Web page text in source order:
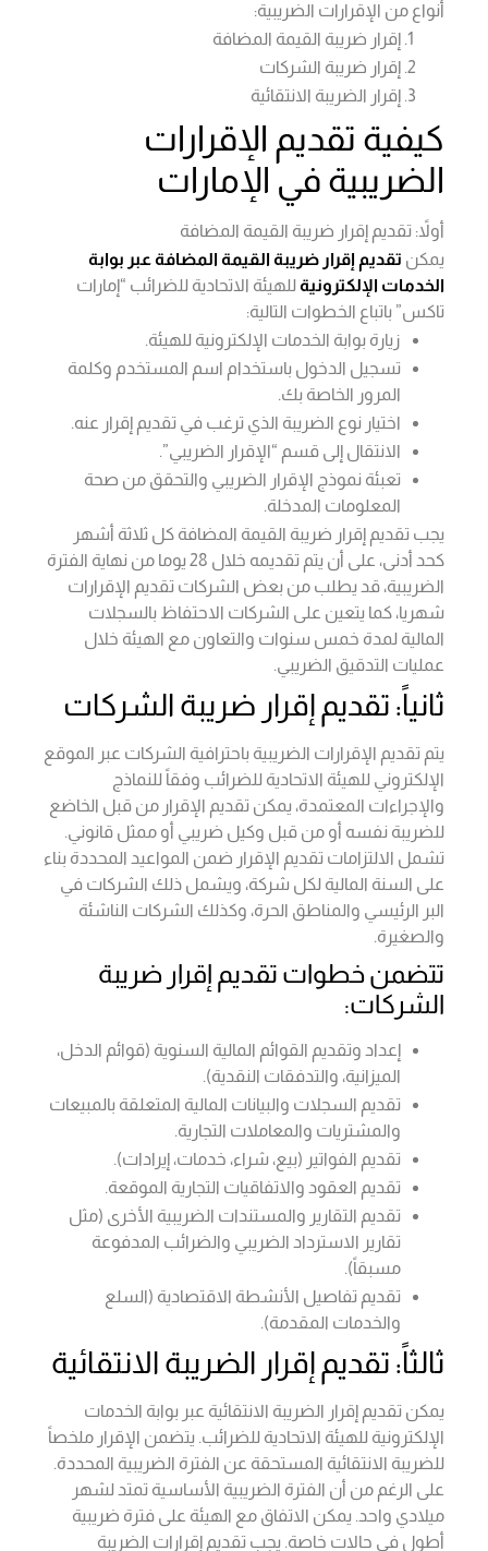
أنواع من الإقرارات الضريبية:
إقرار ضريبة القيمة المضافة
إقرار ضريبة الشركات
إقرار الضريبة الانتقائية
كيفية تقديم الإقرارات
الضريبية في الإمارات
أولاً: تقديم إقرار ضريبة القيمة المضافة
يمكن تقديم إقرار ضريبة القيمة المضافة عبر بوابة
الخدمات الإلكترونية للهيئة الاتحادية للضرائب “إمارات
تاكس” باتباع الخطوات التالية:
زيارة بوابة الخدمات الإلكترونية للهيئة.
تسجيل الدخول باستخدام اسم المستخدم وكلمة
المرور الخاصة بك.
اختيار نوع الضريبة الذي ترغب في تقديم إقرار عنه.
الانتقال إلى قسم “الإقرار الضريبي”.
تعبئة نموذج الإقرار الضريبي والتحقق من صحة
المعلومات المدخلة.
يجب تقديم إقرار ضريبة القيمة المضافة كل ثلاثة أشهر
كحد أدنى، على أن يتم تقديمه خلال 28 يوما من نهاية الفترة
الضريبية، قد يطلب من بعض الشركات تقديم الإقرارات
شهريا، كما يتعين على الشركات الاحتفاظ بالسجلات
المالية لمدة خمس سنوات والتعاون مع الهيئة خلال
عمليات التدقيق الضريبي.
ثانياً: تقديم إقرار ضريبة الشركات
يتم تقديم الإقرارات الضريبية باحترافية الشركات عبر الموقع
الإلكتروني للهيئة الاتحادية للضرائب وفقاً للنماذج
والإجراءات المعتمدة، يمكن تقديم الإقرار من قبل الخاضع
للضريبة نفسه أو من قبل وكيل ضريبي أو ممثل قانوني.
تشمل الالتزامات تقديم الإقرار ضمن المواعيد المحددة بناء
على السنة المالية لكل شركة، ويشمل ذلك الشركات في
البر الرئيسي والمناطق الحرة، وكذلك الشركات الناشئة
والصغيرة.
تتضمن خطوات تقديم إقرار ضريبة
الشركات:
إعداد وتقديم القوائم المالية السنوية (قوائم الدخل،
الميزانية، والتدفقات النقدية).
تقديم السجلات والبيانات المالية المتعلقة بالمبيعات
والمشتريات والمعاملات التجارية.
تقديم الفواتير (بيع، شراء، خدمات، إيرادات).
تقديم العقود والاتفاقيات التجارية الموقعة.
تقديم التقارير والمستندات الضريبية الأخرى (مثل
تقارير الاسترداد الضريبي والضرائب المدفوعة
مسبقاً).
تقديم تفاصيل الأنشطة الاقتصادية (السلع
والخدمات المقدمة).
ثالثاً: تقديم إقرار الضريبة الانتقائية
يمكن تقديم إقرار الضريبة الانتقائية عبر بوابة الخدمات
الإلكترونية للهيئة الاتحادية للضرائب. يتضمن الإقرار ملخصاً
للضريبة الانتقائية المستحقة عن الفترة الضريبية المحددة.
على الرغم من أن الفترة الضريبية الأساسية تمتد لشهر
ميلادي واحد. يمكن الاتفاق مع الهيئة على فترة ضريبية
أطول في حالات خاصة. يجب تقديم إقرارات الضريبة